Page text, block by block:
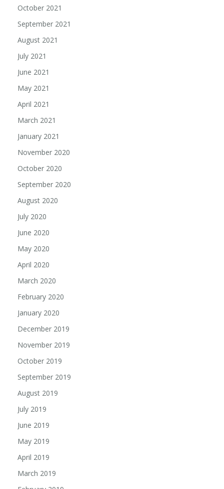
October 2021
September 2021
August 2021
July 2021
June 2021
May 2021
April 2021
March 2021
January 2021
November 2020
October 2020
September 2020
August 2020
July 2020
June 2020
May 2020
April 2020
March 2020
February 2020
January 2020
December 2019
November 2019
October 2019
September 2019
August 2019
July 2019
June 2019
May 2019
April 2019
March 2019